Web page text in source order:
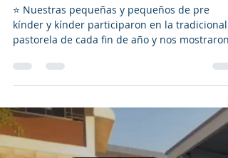
Colegio Boston
14 dic 2024
1 min de lectura
¡La magia sí existe! 💫
⭐️ Nuestras pequeñas y pequeños de pre
kínder y kínder participaron en la tradicional
una...